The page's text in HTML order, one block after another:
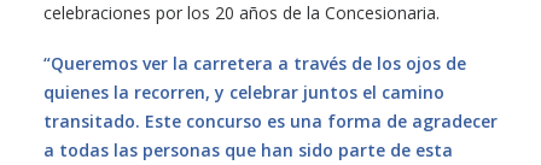
celebraciones por los 20 años de la Concesionaria.
“Queremos ver la carretera a través de los ojos de
quienes la recorren, y celebrar juntos el camino
transitado. Este concurso es una forma de agradecer
a todas las personas que han sido parte de esta